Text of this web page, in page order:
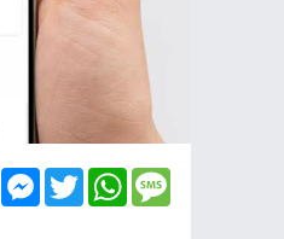
FacebookMessenger
TwitterWhatsApp